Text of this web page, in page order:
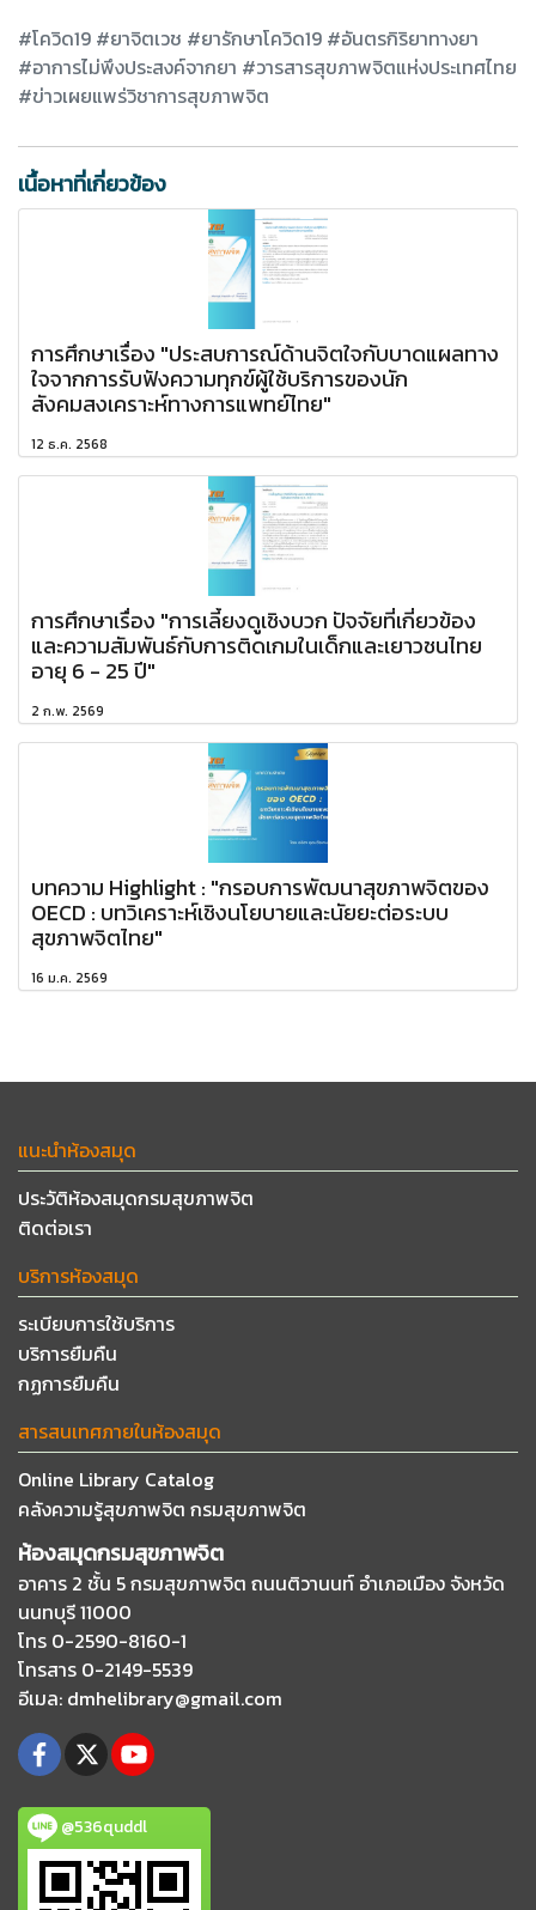
#โควิด19 #ยาจิตเวช #ยารักษาโควิด19 #อันตรกิริยาทางยา
#อาการไม่พึงประสงค์จากยา #วารสารสุขภาพจิตแห่งประเทศไทย
#ข่าวเผยแพร่วิชาการสุขภาพจิต
เนื้อหาที่เกี่ยวข้อง
การศึกษาเรื่อง "ประสบการณ์ด้านจิตใจกับบาดแผลทาง
ใจจากการรับฟังความทุกข์ผู้ใช้บริการของนัก
สังคมสงเคราะห์ทางการแพทย์ไทย"
12 ธ.ค. 2568
การศึกษาเรื่อง "การเลี้ยงดูเชิงบวก ปัจจัยที่เกี่ยวข้อง
และความสัมพันธ์กับการติดเกมในเด็กและเยาวชนไทย
อายุ 6 - 25 ปี"
2 ก.พ. 2569
บทความ Highlight : "กรอบการพัฒนาสุขภาพจิตของ
OECD : บทวิเคราะห์เชิงนโยบายและนัยยะต่อระบบ
สุขภาพจิตไทย"
16 ม.ค. 2569
แนะนำห้องสมุด
ประวัติห้องสมุดกรมสุขภาพจิต
ติดต่อเรา
บริการห้องสมุด
ระเบียบการใช้บริการ
บริการยืมคืน
กฏการยืมคืน
สารสนเทศภายในห้องสมุด
Online Library Catalog
คลังความรู้สุขภาพจิต กรมสุขภาพจิต
ห้องสมุดกรมสุขภาพจิต
อาคาร 2 ชั้น 5 กรมสุขภาพจิต ถนนติวานนท์ อำเภอเมือง จังหวัด
นนทบุรี 11000
โทร 0-2590-8160-1
โทรสาร 0-2149-5539
อีเมล: dmhelibrary@gmail.com
@536quddl